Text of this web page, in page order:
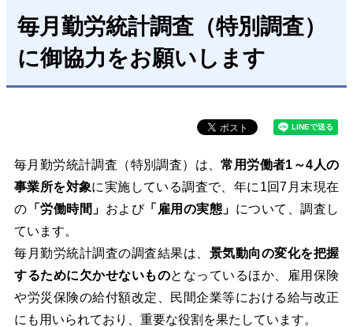
毎月勤労統計調査（特別調査）
に御協力をお願いします
毎月勤労統計調査（特別調査）は、常用労働者1～4人の
事業所を対象に実施している調査で、年に1回7月末現在
の 「労働時間」 および「雇用の実態」 について、調査し
ています。
毎月勤労統計調査の調査結果は、 景気動向の変化を把握
するために欠かせないものとなっているほか、雇用保険
や労災保険の給付額改定、民間企業等における給与改正
にも用いられており、重要な役割を果たしています。